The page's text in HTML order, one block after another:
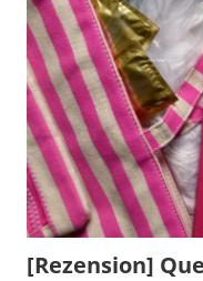
[Rezension]